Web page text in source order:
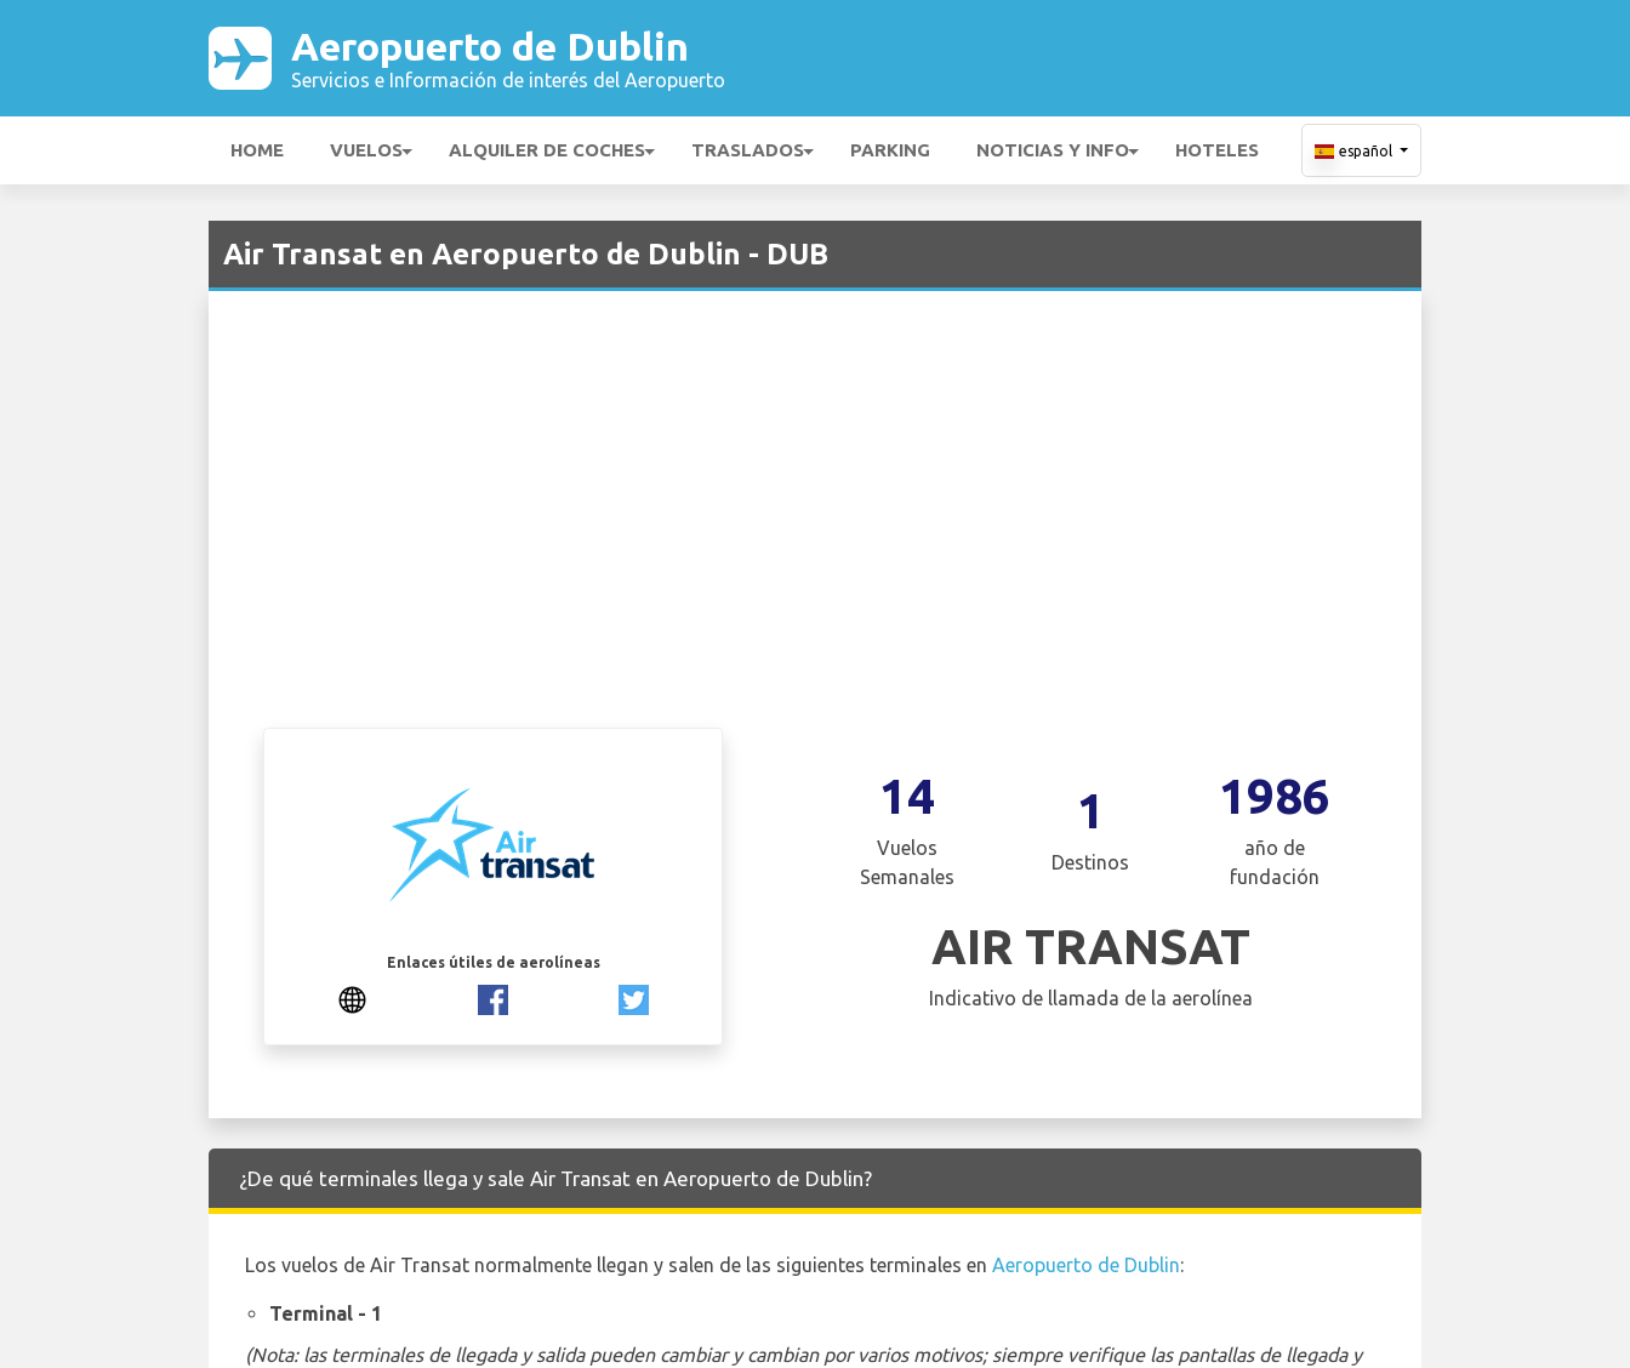
Aeropuerto de Dublin
Servicios e Información de interés del Aeropuerto
HOME VUELOS ALQUILER DE COCHES TRASLADOS PARKING NOTICIAS Y INFO HOTELES español
Air Transat en Aeropuerto de Dublin - DUB
Enlaces útiles de aerolíneas
14
Vuelos
Semanales
1
Destinos
1986
año de
fundación
AIR TRANSAT
Indicativo de llamada de la aerolínea
¿De qué terminales llega y sale Air Transat en Aeropuerto de Dublin?
Los vuelos de Air Transat normalmente llegan y salen de las siguientes terminales en Aeropuerto de Dublin:
Terminal - 1
(Nota: las terminales de llegada y salida pueden cambiar y cambian por varios motivos; siempre verifique las pantallas de llegada y